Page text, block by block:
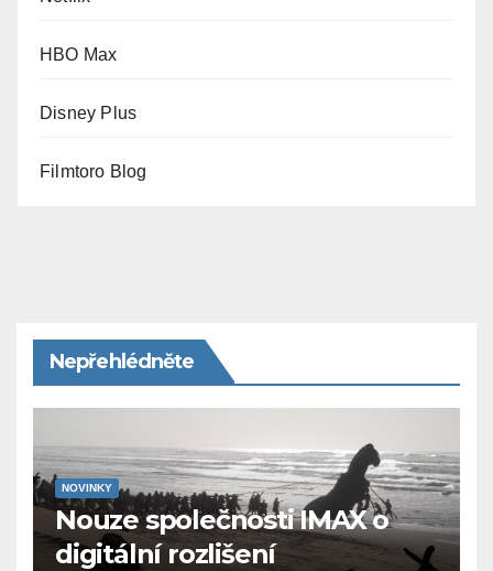
HBO Max
Disney Plus
Filmtoro Blog
Nepřehlédněte
NOVINKY
Nouze společnosti IMAX o
digitální rozlišení